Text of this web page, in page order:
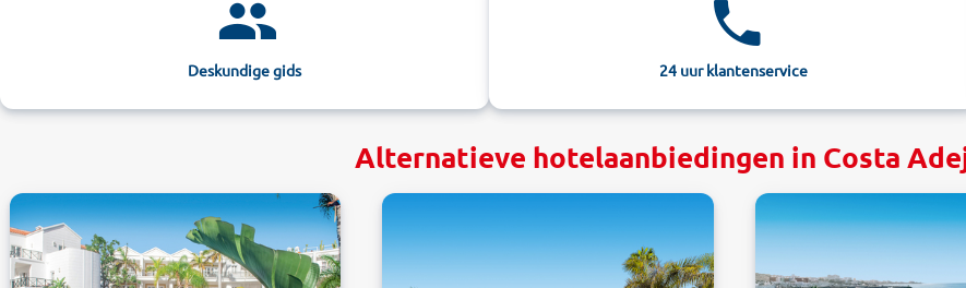
Deskundige gids 24 uur klantenservice
Alternatieve hotelaanbiedingen in Costa